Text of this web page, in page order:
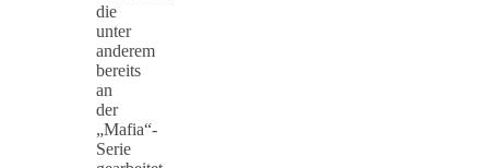
die
unter
anderem
bereits
an
der
„Mafia“-
Serie